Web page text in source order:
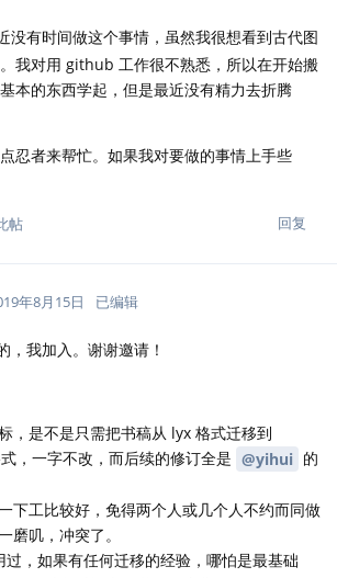
没有时间做这个事情，虽然我很想看到古代图
我对用 github 工作很不熟悉，所以在开始搬
本的东西学起，但是最近没有精力去折腾
忍者来帮忙。如果我对要做的事情上手些
回复
帖
年8月15日 已编辑
，我加入。谢谢邀请！
，是不是只需把书稿从 lyx 格式迁移到
，一字不改，而后续的修订全是 @yihui 的
下工比较好，免得两个人或几个人不约而同做
磨叽，冲突了。
过，如果有任何迁移的经验，哪怕是最基础